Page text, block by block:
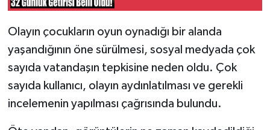
Olayın çocukların oyun oynadığı bir alanda
yaşandığının öne sürülmesi, sosyal medyada çok
sayıda vatandaşın tepkisine neden oldu. Çok
sayıda kullanıcı, olayın aydınlatılması ve gerekli
incelemenin yapılması çağrısında bulundu.